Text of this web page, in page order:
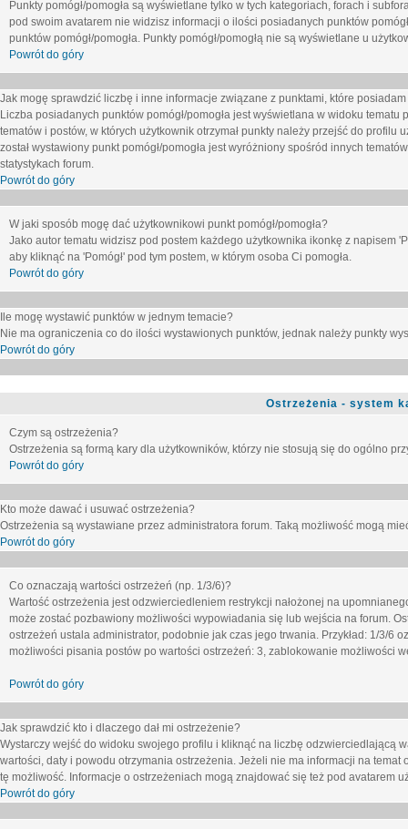
Punkty pomógł/pomogła są wyświetlane tylko w tych kategoriach, forach i
pod swoim avatarem nie widzisz informacji o ilości posiadanych punktów
punktów pomógł/pomogła. Punkty pomógł/pomogłą nie są wyświetlane u
Powrót do góry
Jak mogę sprawdzić liczbę i inne informacje związane z punktami, które
Liczba posiadanych punktów pomógł/pomogła jest wyświetlana w widoku
tematów i postów, w których użytkownik otrzymał punkty należy przejść do
został wystawiony punkt pomógł/pomogła jest wyróżniony spośród innych
statystykach forum.
Powrót do góry
W jaki sposób mogę dać użytkownikowi punkt pomógł/pomogła?
Jako autor tematu widzisz pod postem każdego użytkownika ikonkę z napisem
aby kliknąć na 'Pomógł' pod tym postem, w którym osoba Ci pomogła.
Powrót do góry
Ile mogę wystawić punktów w jednym temacie?
Nie ma ograniczenia co do ilości wystawionych punktów, jednak należy punkty
Powrót do góry
Ostrzeżenia - system
Czym są ostrzeżenia?
Ostrzeżenia są formą kary dla użytkowników, którzy nie stosują się do ogólno
Powrót do góry
Kto może dawać i usuwać ostrzeżenia?
Ostrzeżenia są wystawiane przez administratora forum. Taką możliwość mogą
Powrót do góry
Co oznaczają wartości ostrzeżeń (np. 1/3/6)?
Wartość ostrzeżenia jest odzwierciedleniem restrykcji nałożonej na
może zostać pozbawiony możliwości wypowiadania się lub wejścia na forum.
ostrzeżeń ustala administrator, podobnie jak czas jego trwania. Przykład: 1/3/6
możliwości pisania postów po wartości ostrzeżeń: 3, zablokowanie możliwości
Powrót do góry
Jak sprawdzić kto i dlaczego dał mi ostrzeżenie?
Wystarczy wejść do widoku swojego profilu i kliknąć na liczbę odzwierciedlającą
wartości, daty i powodu otrzymania ostrzeżenia. Jeżeli nie ma informacji na temat
tę możliwość. Informacje o ostrzeżeniach mogą znajdować się też pod avatarem
Powrót do góry